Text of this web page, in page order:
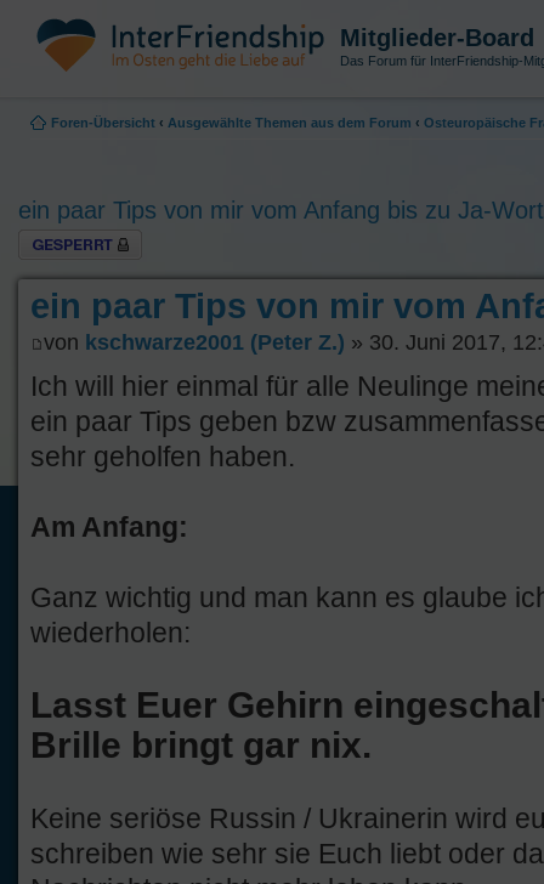
Mitglieder-Board
Das Forum für InterFriendship-
Foren-Übersicht ‹ Ausgewählte Themen aus dem Forum ‹ Osteuropäische
ein paar Tips von mir vom Anfang bis zu Ja-Wort
Thema gesperrt
ein paar Tips von mir vom
von kschwarze2001 (Peter Z.) » 30. Juni 2017,
Ich will hier einmal für alle Neulinge
ein paar Tips geben bzw
sehr geholfen haben.
Am Anfang:
Ganz wichtig und man kann es glaube
wiederholen:
Lasst Euer Gehirn
Brille bringt gar nix.
Keine seriöse Russin / Ukrainerin wird
schreiben wie sehr sie Euch liebt oder